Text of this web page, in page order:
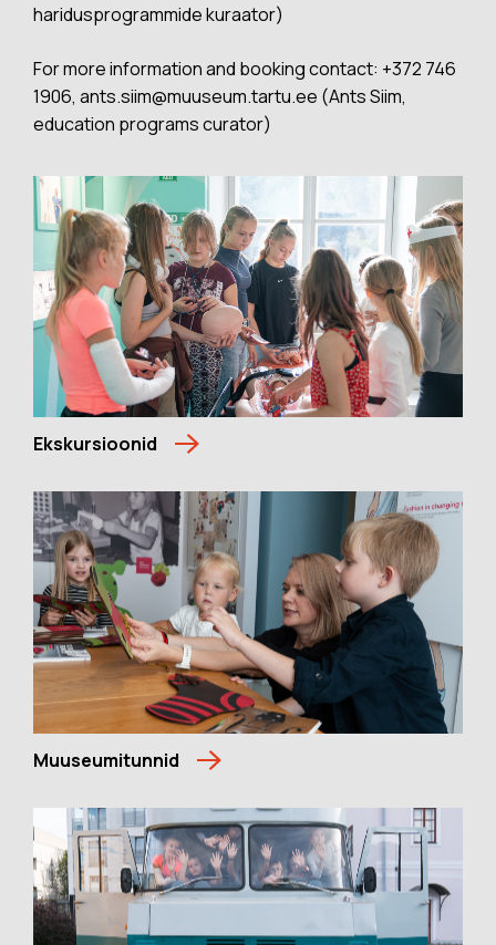
haridusprogrammide kuraator)
For more information and booking contact: +372 746
1906, ants.siim@muuseum.tartu.ee (Ants Siim,
education programs curator)
Ekskursioonid
Muuseumitunnid